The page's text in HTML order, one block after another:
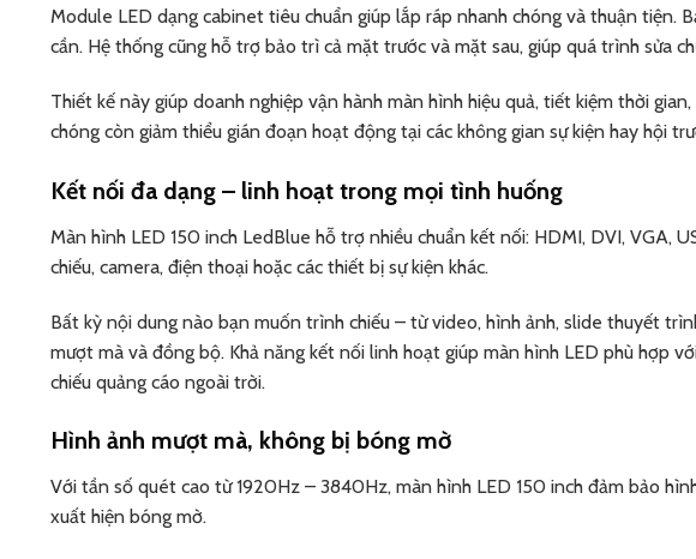
Module LED dạng cabinet tiêu chuẩn giúp lắp ráp nhanh chóng và thuận tiện.
cần. Hệ thống cũng hỗ trợ bảo trì cả mặt trước và mặt sau, giúp quá trình sửa
Thiết kế này giúp doanh nghiệp vận hành màn hình hiệu quả, tiết kiệm thời
chóng còn giảm thiểu gián đoạn hoạt động tại các không gian sự kiện hay hội
Kết nối đa dạng – linh hoạt trong mọi tình huống
Màn hình LED 150 inch LedBlue hỗ trợ nhiều chuẩn kết nối: HDMI, DVI, VGA,
chiếu, camera, điện thoại hoặc các thiết bị sự kiện khác.
Bất kỳ nội dung nào bạn muốn trình chiếu – từ video, hình ảnh, slide thuyết
mượt mà và đồng bộ. Khả năng kết nối linh hoạt giúp màn hình LED phù hợp
chiếu quảng cáo ngoài trời.
Hình ảnh mượt mà, không bị bóng mờ
Với tần số quét cao từ 1920Hz – 3840Hz, màn hình LED 150 inch đảm bảo
xuất hiện bóng mờ.